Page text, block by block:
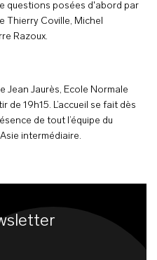
questions posées d'abord par
Thierry Coville, Michel
Razoux.
Jean Jaurès, Ecole Normale
de 19h15. L’accueil se fait dès
de tout l’équipe du
intermédiaire.